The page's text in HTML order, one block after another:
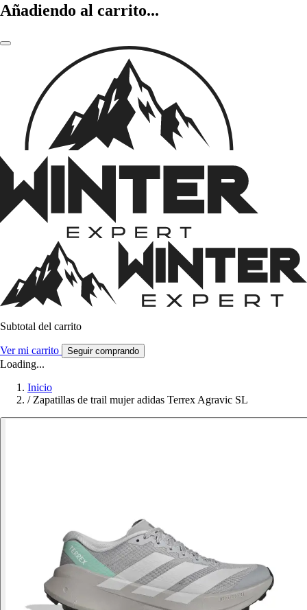
Añadiendo al carrito...
Subtotal del carrito
Ver mi carrito Seguir comprando
Loading...
Inicio
/ Zapatillas de trail mujer adidas Terrex Agravic SL